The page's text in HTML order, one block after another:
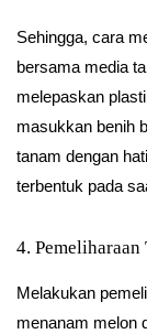
Sehingga, cara
bersama media
melepaskan
masukkan benih
tanam dengan
terbentuk pada
4.
Melakukan
menanam melon